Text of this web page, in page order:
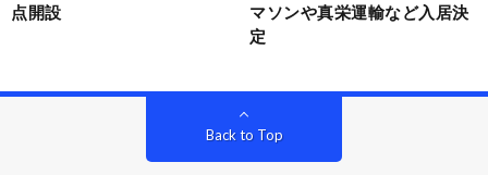
点開設
マソンや真栄運輸など入居決
定
Back to Top